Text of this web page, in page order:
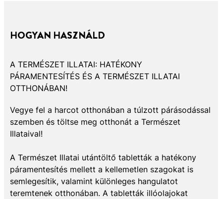
HOGYAN HASZNÁLD
A TERMÉSZET ILLATAI: HATÉKONY
PÁRAMENTESÍTÉS ÉS A TERMÉSZET ILLATAI
OTTHONÁBAN!
Vegye fel a harcot otthonában a túlzott párásodással
szemben és töltse meg otthonát a Természet
Illataival!
A Természet Illatai utántöltő tabletták a hatékony
páramentesítés mellett a kellemetlen szagokat is
semlegesítik, valamint különleges hangulatot
teremtenek otthonában. A tabletták illóolajokat